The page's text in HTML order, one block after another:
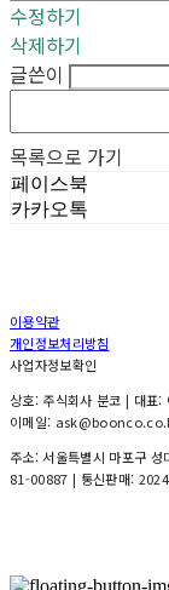
수정하기
삭제하기
글쓴이
목록으로 가기
페이스북
카카오톡
이용약관
개인정보처리방침
사업자정보확인
상호: 주식회사 분코 | 대표
이메일:
주소: 서울특별시 마포구
81-00887 | 통신판매: